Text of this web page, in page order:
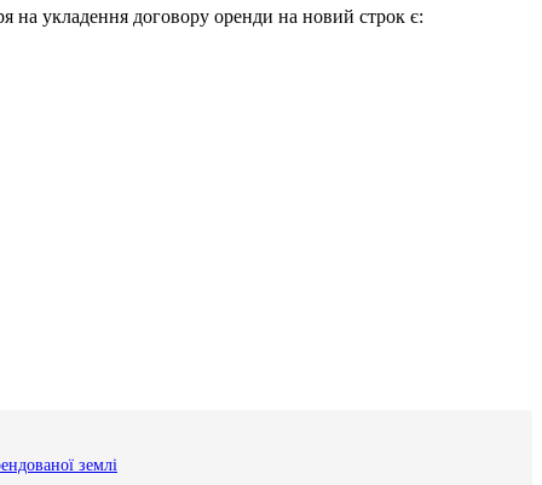
укладення договору оренди на новий строк є:
землі